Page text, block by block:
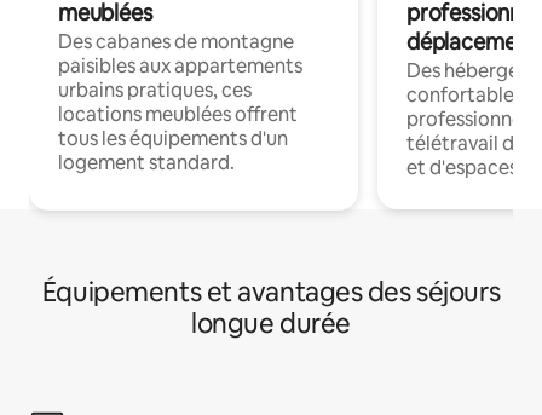
meublées
Des cabanes de montagne
paisibles aux appartements
urbains pratiques, ces
locations meublées offrent
tous les équipements d'un
logement standard.
déplacement
Des
confortables
professionnels
télétravail
et d'espaces
Équipements et avantages des séjours
longue durée